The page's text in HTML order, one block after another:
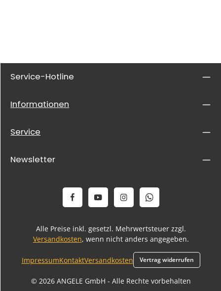
Service-Hotline
Informationen
Service
Newsletter
Alle Preise inkl. gesetzl. Mehrwertsteuer zzgl.
Versandkosten, wenn nicht anders angegeben.
© 2026 ANGELE GmbH - Alle Rechte vorbehalten
ImpressumKontaktVersandkosten Vertrag widerrufen